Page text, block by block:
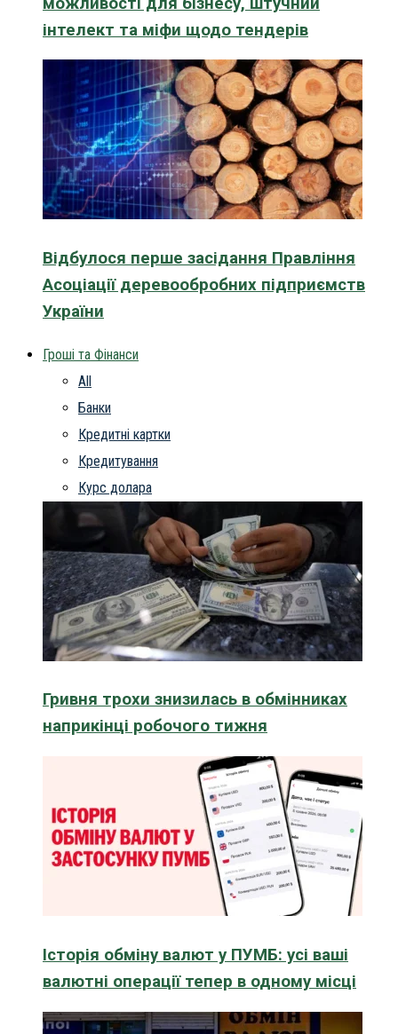
інтелект та міфи щодо тендерів
Відбулося перше засідання Правління
Асоціації деревообробних підприємств
України
Гроші та Фінанси
All
Банки
Кредитні картки
Кредитування
Курс долара
Гривня трохи знизилась в обмінниках
наприкінці робочого тижня
Історія обміну валют у ПУМБ: усі ваші
валютні операції тепер в одному місці